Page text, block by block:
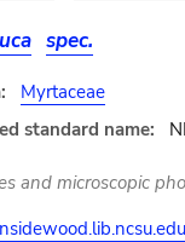
spec.
Myrtaceae
standard name:
and microscopic